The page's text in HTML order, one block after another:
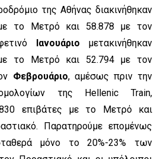
της Αθήνας διακινήθηκαν
το Μετρό και 58.878 με τον
Ιανουάριο μετακινήθηκαν
το Μετρό και 52.794 με τον
Φεβρουάριο, αμέσως πριν την
της Hellenic Train,
επιβάτες με το Μετρό και
Παρατηρούμε επομένως
μόνο το 20%-23% των